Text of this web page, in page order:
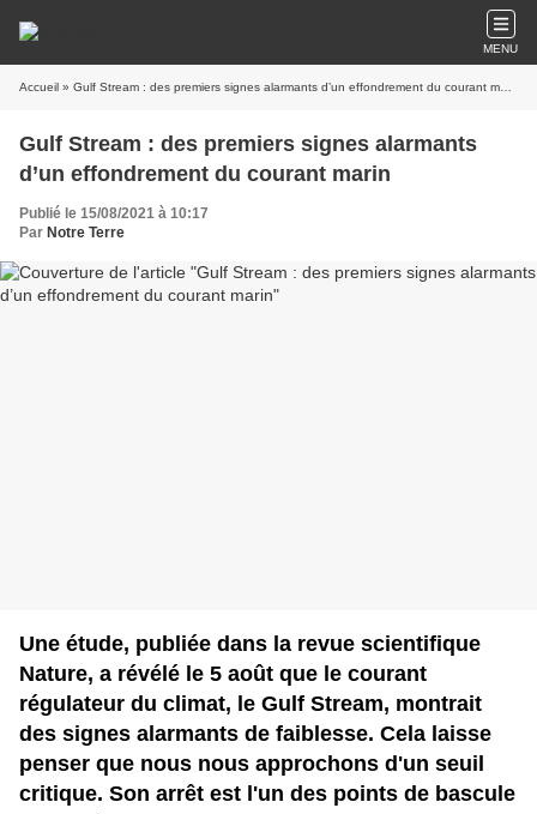
MENU
Accueil » Gulf Stream : des premiers signes alarmants d’un effondrement du courant marin
Gulf Stream : des premiers signes alarmants
d’un effondrement du courant marin
Publié le 15/08/2021 à 10:17
Par Notre Terre
Une étude, publiée dans la revue scientifique
Nature, a révélé le 5 août que le courant
régulateur du climat, le Gulf Stream, montrait
des signes alarmants de faiblesse. Cela laisse
penser que nous nous approchons d'un seuil
critique. Son arrêt est l'un des points de bascule